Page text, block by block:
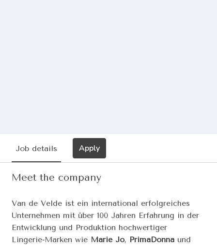
Job details Apply
Meet the company
Van de Velde ist ein international erfolgreiches
Unternehmen mit über 100 Jahren Erfahrung in der
Entwicklung und Produktion hochwertiger
Lingerie‑Marken wie Marie Jo, PrimaDonna und